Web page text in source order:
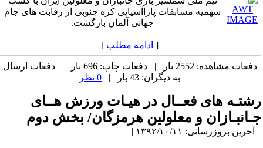
سهمیه مسابقات پاراآسیایی کره جنوبی از رقابت های جام
جهانی آلمان بازگشت.
[ ادامه مطلب ]
دفعات مشاهده: 2552 بار | دفعات چاپ: 696 بار | دفعات ارسال
به دیگران: 43 بار |
0 نظر
رشتـه های فعــال در هیـات ورزش هــای
جـانبـازان و معلولین هرمزگان/ بخش دوم
| آخرین بروزرسانی: ۱۳۹۲/۱۰/۱۱ |